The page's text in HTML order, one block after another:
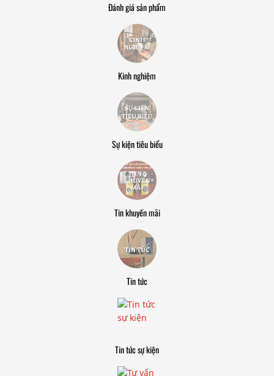
Đánh giá sản phẩm
Kinh nghiệm
Sự kiện tiêu biểu
Tin khuyến mãi
Tin tức
Tin tức sự kiện